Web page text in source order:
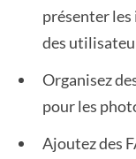
présenter
des
Organisez
pour les
Ajoutez des